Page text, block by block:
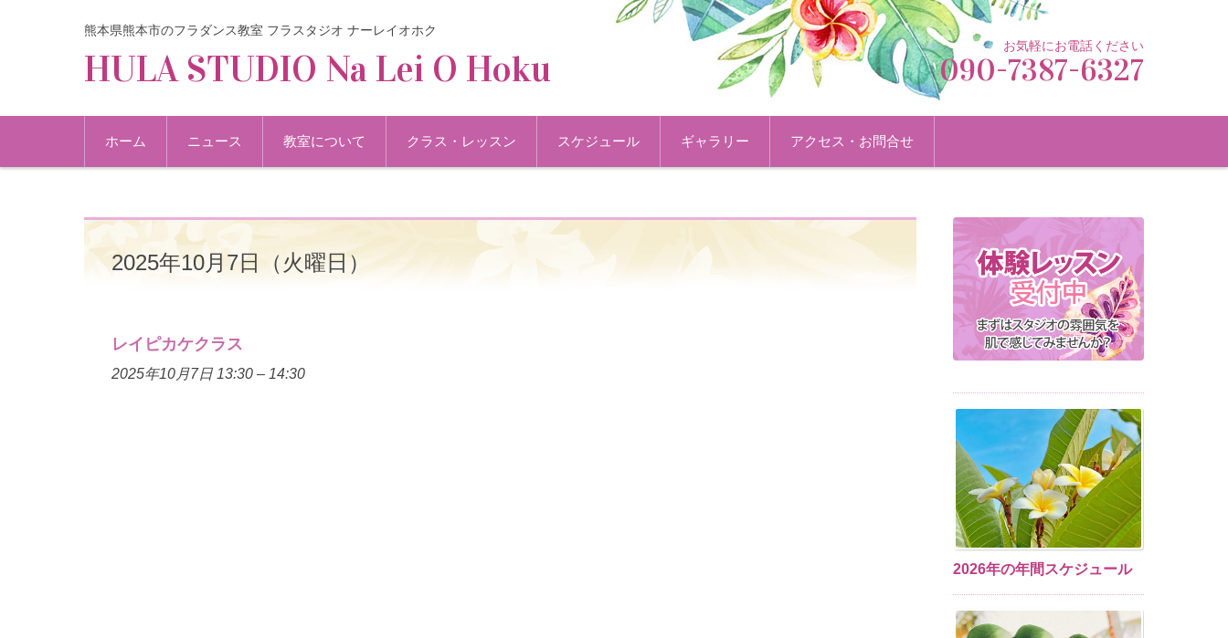
熊本県熊本市のフラダンス教室 フラスタジオ ナーレイオホク
HULA STUDIO Na Lei O Hoku
お気軽にお電話ください
090-7387-6327
コンテンツに移動
ホーム
ニュース 教室について クラス・レッスン スケジュール ギャラリー アクセス・お問合せ
2025年10月7日（火曜日）
レイピカケクラス
2025年10月7日 13:30 – 14:30
2026年の年間スケジュール